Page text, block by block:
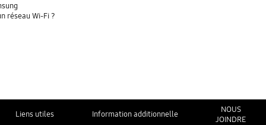
réseau Wi-Fi ?
Liens utiles Information additionnelle
NOUS
JOINDRE